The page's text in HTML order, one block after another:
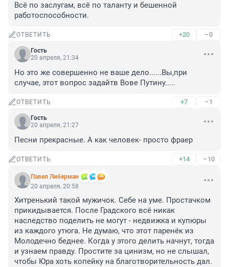
Всё по заслугам, всё по таланту и бешенной
работоспособности.
ОТВЕТИТЬ +20 –0
Гость
20 апреля, 21:34
Но это же совершенно не ваше дело......Вы,при
случае, этот вопрос задайтв Вове Путину.....
ОТВЕТИТЬ +7 –1
Гость
20 апреля, 21:27
Песни прекрасные. А как человек- просто фраер
ОТВЕТИТЬ +14 –10
Павел Либерман
20 апреля, 20:58
Хитренький такой мужичок. Себе на уме. Простачком
прикидывается. После Градского всё никак
наследство поделить не могут - недвижка и купюры
из каждого утюга. Не думаю, что этот паренёк из
Молодечно беднее. Когда у этого делить начнут, тогда
и узнаем правду. Простите за цинизм, но не слышал,
чтобы Юра хоть копейку на благотворительность дал.